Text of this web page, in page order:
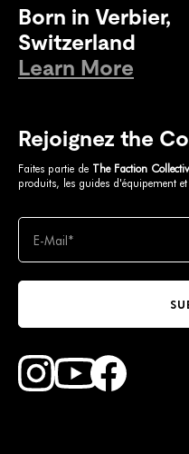
Born in Verbier,
Switzerland
Learn More
Rejoignez the
Faites partie de The Faction
produits, les guides d'équipement
Find Faction Skis on